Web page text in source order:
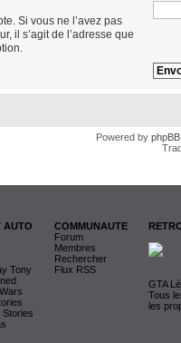
Si vous ne l’avez pas
il s’agit de l’adresse que
Powered by phpBB
AUTO
Tony
Stories
COMMUNAUTE
Forum
Membres
Rechercher
Flux RSS
GTA
Tous
les